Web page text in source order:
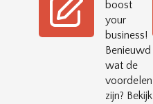
boost
your
business!
Benieuwd
wat de
voordelen
zijn? Bekijk